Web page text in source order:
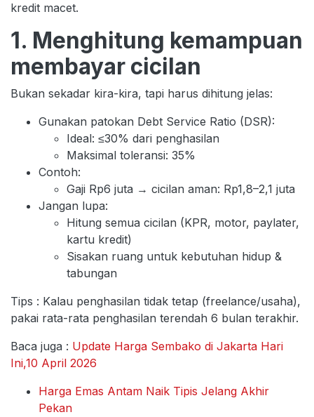
kredit macet.
1. Menghitung kemampuan
membayar cicilan
Bukan sekadar kira-kira, tapi harus dihitung jelas:
Gunakan patokan Debt Service Ratio (DSR):
Ideal: ≤30% dari penghasilan
Maksimal toleransi: 35%
Contoh:
Gaji Rp6 juta → cicilan aman: Rp1,8–2,1 juta
Jangan lupa:
Hitung semua cicilan (KPR, motor, paylater,
kartu kredit)
Sisakan ruang untuk kebutuhan hidup &
tabungan
Tips : Kalau penghasilan tidak tetap (freelance/usaha),
pakai rata-rata penghasilan terendah 6 bulan terakhir.
Baca juga : Update Harga Sembako di Jakarta Hari
Ini,10 April 2026
Harga Emas Antam Naik Tipis Jelang Akhir
Pekan